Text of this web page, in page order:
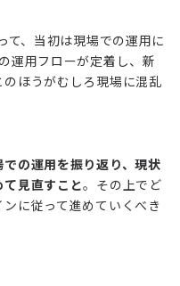
て、当初は現場での運用に
運用フローが定着し、新
ほうがむしろ現場に混乱
の運用を振り返り、現状
て見直すこと。その上でど
に従って進めていくべき